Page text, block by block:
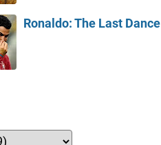
Ronaldo: The Last Dance